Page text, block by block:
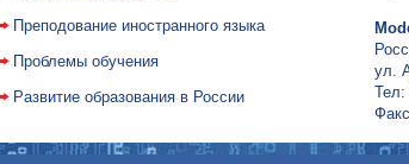
Преподование иностранного языка
Проблемы обучения
Развитие образования в России
ул.
Тел: